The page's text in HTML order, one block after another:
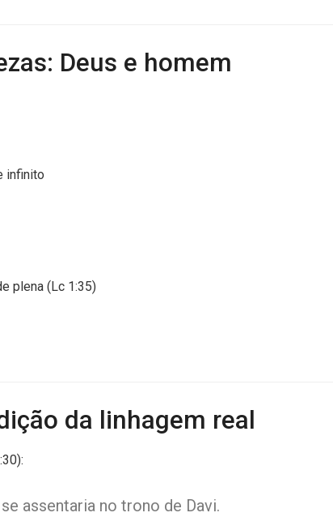
Deus e homem
infinito
plena (Lc 1:35)
da linhagem real
assentaria no trono de Davi.